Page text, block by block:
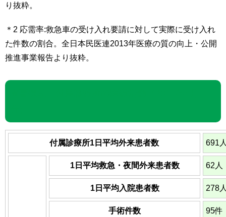
り抜粋。
＊2 応需率:救急車の受け入れ要請に対して実際に受け入れ
た件数の割合。全日本民医連2013年医療の質の向上・公開
推進事業報告より抜粋。
付属診療所1日平均外来患者数 691
1日平均救急・夜間外来患者数 62人
1日平均入院患者数 278
手術件数 95件